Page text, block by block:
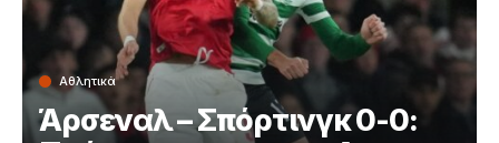
Αθλητικά
Άρσεναλ – Σπόρτινγκ 0-0: